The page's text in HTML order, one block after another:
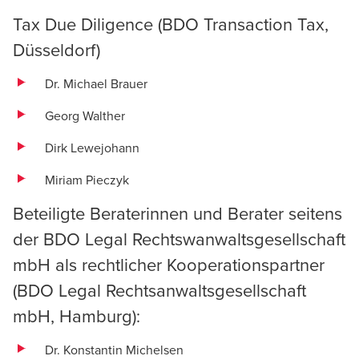
Tax Due Diligence (BDO Transaction Tax,
Düsseldorf)
Dr. Michael Brauer
Georg Walther
Dirk Lewejohann
Miriam Pieczyk
Beteiligte Beraterinnen und Berater seitens
der BDO Legal Rechtswanwaltsgesellschaft
mbH als rechtlicher Kooperationspartner
(BDO Legal Rechtsanwaltsgesellschaft
mbH, Hamburg):
Dr. Konstantin Michelsen